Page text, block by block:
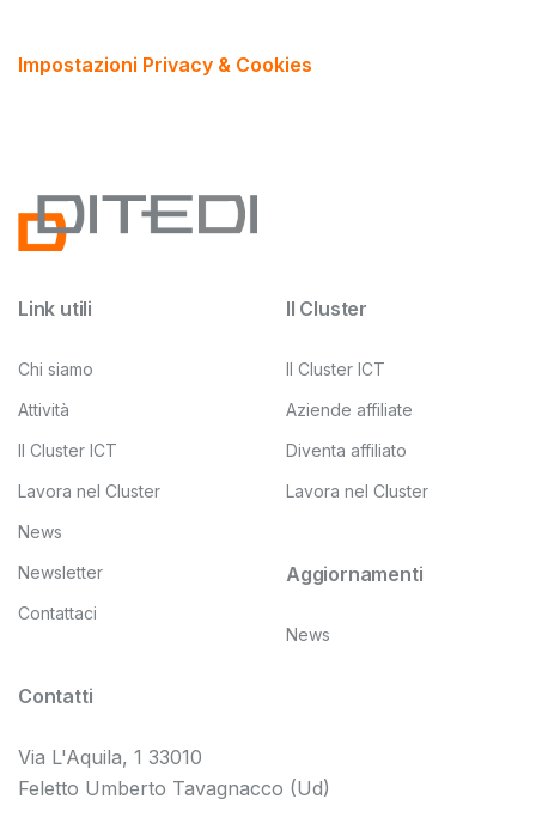
Impostazioni Privacy & Cookies
Link utili
Chi siamo
Attività
Il Cluster ICT
Lavora nel Cluster
News
Newsletter
Contattaci
Il Cluster
Il Cluster ICT
Aziende affiliate
Diventa affiliato
Lavora nel Cluster
Aggiornamenti
News
Contatti
Via L'Aquila, 1 33010
Feletto Umberto Tavagnacco (Ud)